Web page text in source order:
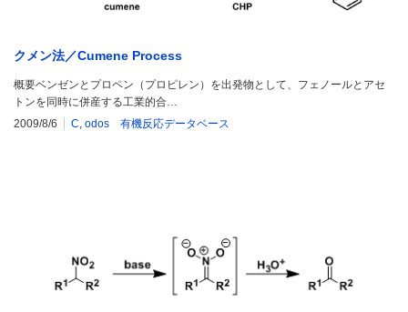
クメン法／Cumene Process
概要ベンゼンとプロペン（プロピレン）を出発物として、フェノールとアセ
トンを同時に併産する工業的合…
2009/8/6
C, odos 有機反応データベース